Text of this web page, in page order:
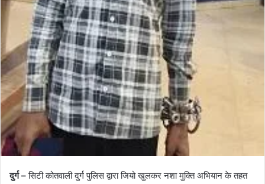
दुर्ग –सिटी कोतवाली दुर्ग पुलिस द्वारा जियो खुलकर नशा मुक्ति अभियान के तहत